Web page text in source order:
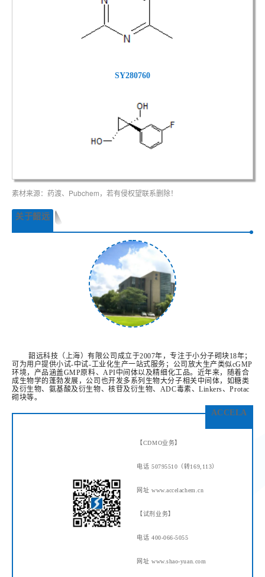
SY280760
素材来源：药渡、Pubchem，若有侵权望联系删除！
关于韶远
韶远科技（上海）有限公司成立于2007年，专注于小分子砌块18年；
可为用户提供小试-中试-工业化生产一站式服务；公司放大生产类似cGMP
环境，产品涵盖GMP原料、API中间体以及精细化工品。 近年来，随着合
成生物学的蓬勃发展，公司也开发多系列生物大分子相关中间体，如糖类
及衍生物、氨基酸及衍生物、核苷及衍生物、ADC毒素、Linkers、Protac
砌块等。
ACCELA
【CDMO业务】
电话 50795510（转169,113）
网址 www.accelachem.cn
【试剂业务】
电话 400-066-5055
网址 www.shao-yuan.com